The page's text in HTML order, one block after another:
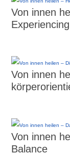
Von innen
Experiencing
Von innen
Von innen
Balance